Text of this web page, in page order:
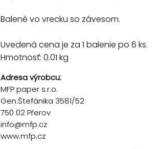
Balené vo vrecku so závesom.
Uvedená cena je za 1 balenie po 6 ks.
Hmotnosť: 0.01 kg
Adresa výrobcu:
MFP paper s.r.o.
Gen.Štefánika 3581/52
750 02 Přerov
info@mfp.cz
www.mfp.cz